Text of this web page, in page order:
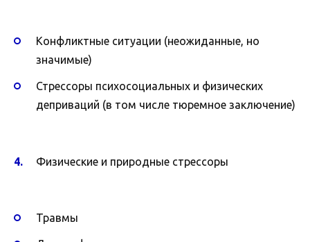
Конфликтные ситуации (неожиданные, но
значимые)
Стрессоры психосоциальных и физических
деприваций (в том числе тюремное заключение)
Физические и природные стрессоры
Травмы